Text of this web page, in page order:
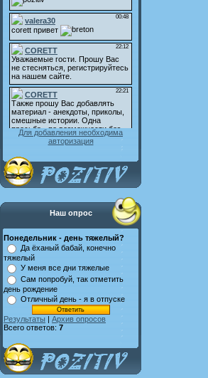
Для добавления необходима
авторизация
Наш опрос
Понедельник - день тяжелый?
Да ёханый бабай, конечно
тяжелый
У меня все дни тяжелые
Сам попробуй, так отметить
день рождение
Отличный день - я в отпуске
Результаты | Архив опросов
Всего ответов: 7